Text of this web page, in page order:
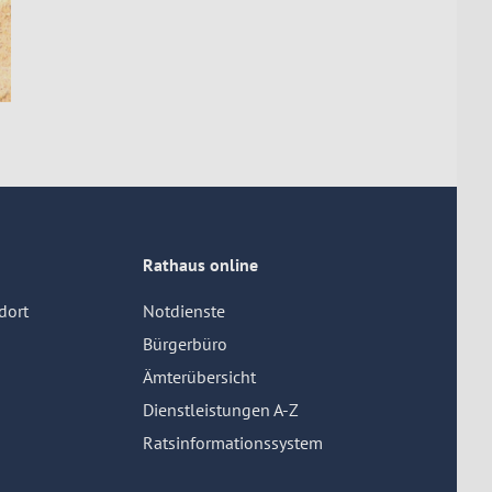
Rathaus online
Notdienste
Bürgerbüro
Ämterübersicht
Dienstleistungen A-Z
Ratsinformationssystem